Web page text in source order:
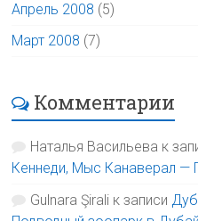
Апрель 2008 (5)
Март 2008 (7)
Комментарии
Наталья Васильева к
Кеннеди, Мыс Канаверал —
Gulnara Şirali к записи